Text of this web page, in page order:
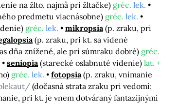
na žlto, najmä pri žltačke) gréc. lek.
predmetu viacnásobne) gréc. lek.
gréc. lek. mikropsia (p. zraku, pri
(p. zraku, pri kt. sa videné
dňa znížené, ale pri súmraku dobré) gréc.
seniopia (starecké oslabnuté videnie) lat. +
gréc. lek. fotopsia (p. zraku, vnímanie
(dočasná strata zraku pri vedomí;
pri kt. je vnem dotváraný fantazijnými